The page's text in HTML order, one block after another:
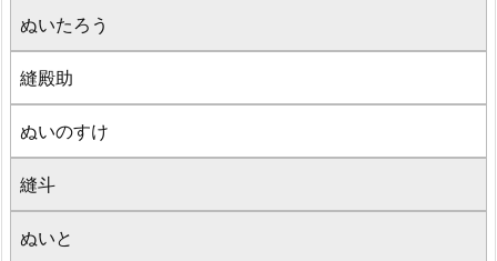
ぬいたろう
縫殿助
ぬいのすけ
縫斗
ぬいと